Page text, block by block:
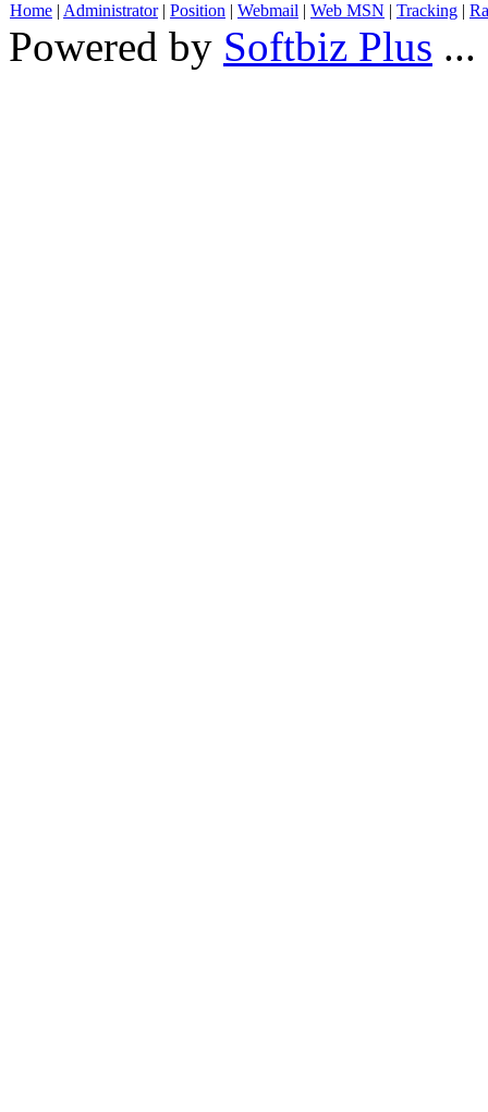
Home | Administrator| Position | Webmail | Web MSN | Tracking |
Powered by Softbiz Plus ...